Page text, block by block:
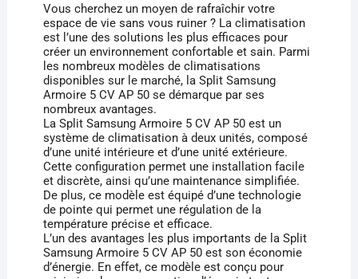
Vous cherchez un moyen de rafraîchir votre
espace de vie sans vous ruiner ? La climatisation
est l’une des solutions les plus efficaces pour
créer un environnement confortable et sain. Parmi
les nombreux modèles de climatisations
disponibles sur le marché, la Split Samsung
Armoire 5 CV AP 50 se démarque par ses
nombreux avantages.
La Split Samsung Armoire 5 CV AP 50 est un
système de climatisation à deux unités, composé
d’une unité intérieure et d’une unité extérieure.
Cette configuration permet une installation facile
et discrète, ainsi qu’une maintenance simplifiée.
De plus, ce modèle est équipé d’une technologie
de pointe qui permet une régulation de la
température précise et efficace.
L’un des avantages les plus importants de la Split
Samsung Armoire 5 CV AP 50 est son économie
d’énergie. En effet, ce modèle est conçu pour